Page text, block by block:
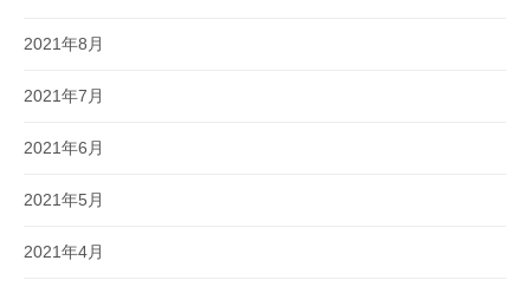
2021年8月
2021年7月
2021年6月
2021年5月
2021年4月